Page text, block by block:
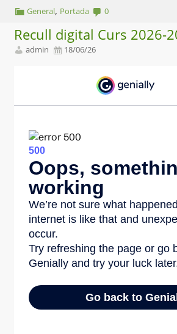
General, Portada 0
Recull digital Curs 2026-
admin 18/06/26